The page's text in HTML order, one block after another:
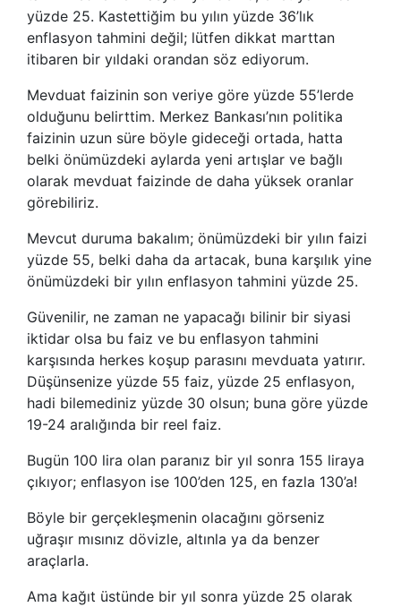
yüzde 25. Kastettiğim bu yılın yüzde 36’lık
enflasyon tahmini değil; lütfen dikkat marttan
itibaren bir yıldaki orandan söz ediyorum.
Mevduat faizinin son veriye göre yüzde 55’lerde
olduğunu belirttim. Merkez Bankası’nın politika
faizinin uzun süre böyle gideceği ortada, hatta
belki önümüzdeki aylarda yeni artışlar ve bağlı
olarak mevduat faizinde de daha yüksek oranlar
görebiliriz.
Mevcut duruma bakalım; önümüzdeki bir yılın faizi
yüzde 55, belki daha da artacak, buna karşılık yine
önümüzdeki bir yılın enflasyon tahmini yüzde 25.
Güvenilir, ne zaman ne yapacağı bilinir bir siyasi
iktidar olsa bu faiz ve bu enflasyon tahmini
karşısında herkes koşup parasını mevduata yatırır.
Düşünsenize yüzde 55 faiz, yüzde 25 enflasyon,
hadi bilemediniz yüzde 30 olsun; buna göre yüzde
19-24 aralığında bir reel faiz.
Bugün 100 lira olan paranız bir yıl sonra 155 liraya
çıkıyor; enflasyon ise 100’den 125, en fazla 130’a!
Böyle bir gerçekleşmenin olacağını görseniz
uğraşır mısınız dövizle, altınla ya da benzer
araçlarla.
Ama kağıt üstünde bir yıl sonra yüzde 25 olarak